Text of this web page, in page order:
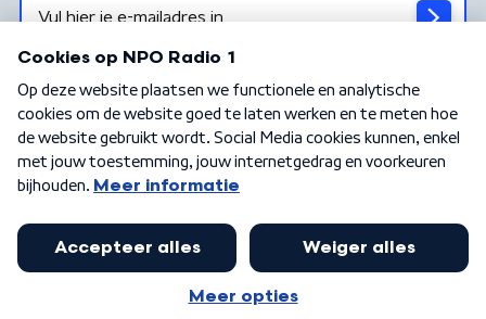
Algemene voorwaarden